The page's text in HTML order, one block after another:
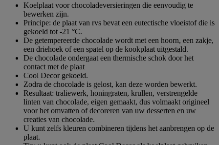
Koelplaat voor chocoladeversieringen die eenvoudig te
bewerken zijn.
Principe: de plaat van rvs bevat een eutectische vloeistof die is
gekoeld tot -21 °C.
De getempereerde chocolade wordt met een hoorn, een zakje,
een driehoek of een spatel op de kookplaat uitgestald.
De chocolade ondergaat een thermische schok door het
contact met de plaat
Cool Decor gekoeld.
Zodra de chocolade is gelost, kan deze worden bewerkt.
Resultaat: traliewerk, honingraten, krullen, verstrengelde
linten van chocolade, eigen gemaakt, dus volmaakt origineel
voor het omvatten of decoreren van uw desserten en uw
creaties van chocolade.
U kunt zelfs kleuren combineren tijdens het aanbrengen op de
plaat.